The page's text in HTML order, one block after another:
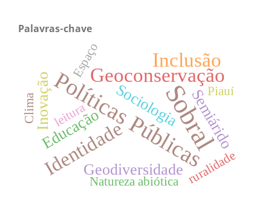
Palavras-chave
Sobral
Políticas Públicas
Geoconservação
Inclusão
Identidade
Educação
Geodiversidade
Semiárido
Sociologia
Inovação
Espaço
ruralidade
leitura
Natureza abiótica
Piauí
Clima